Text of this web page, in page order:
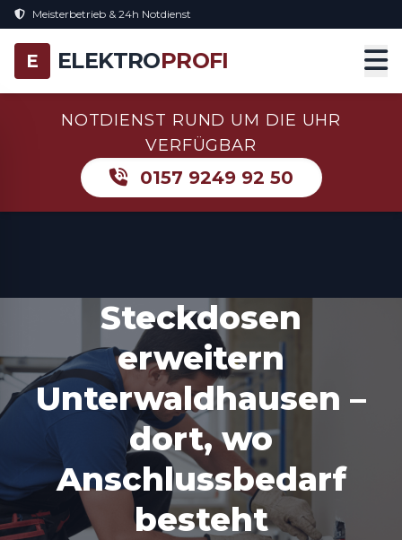
Meisterbetrieb & 24h Notdienst
E ELEKTROPROFI
NOTDIENST RUND UM DIE UHR
VERFÜGBAR
0157 9249 92 50
Steckdosen
erweitern
Unterwaldhausen –
dort, wo
Anschlussbedarf
besteht